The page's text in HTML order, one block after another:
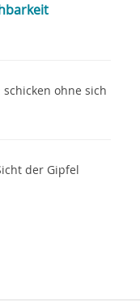
ohne sich
der Gipfel